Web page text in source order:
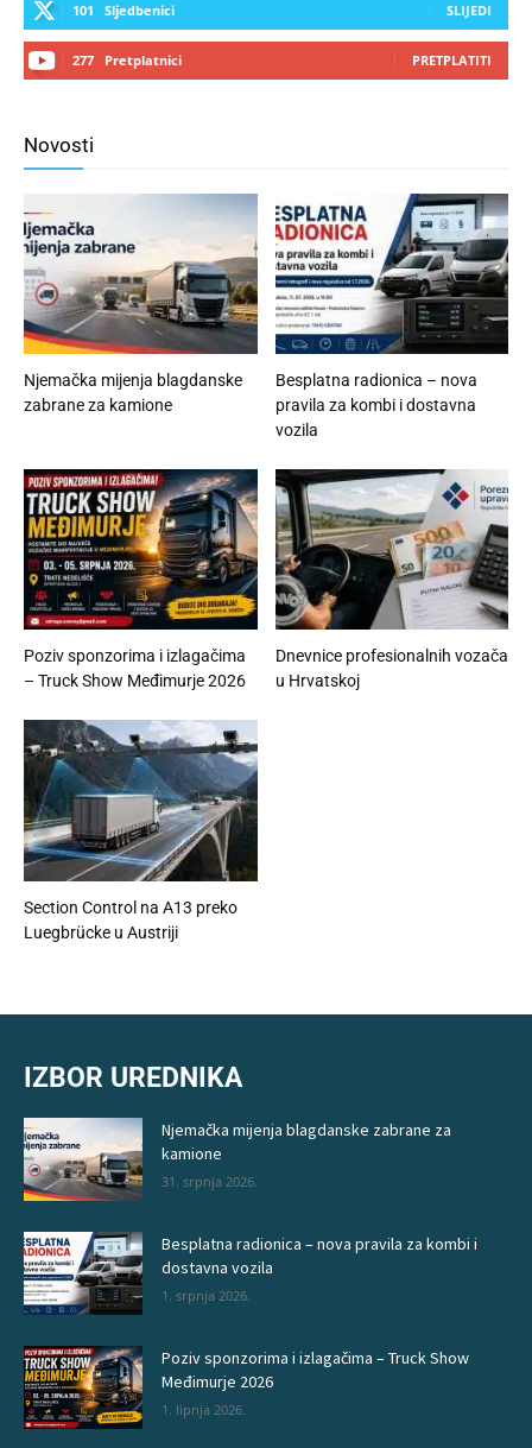
101 Sljedbenici SLIJEDI
277 Pretplatnici PRETPLATITI
Novosti
Njemačka mijenja blagdanske
zabrane za kamione
Besplatna radionica – nova
pravila za kombi i dostavna
vozila
Poziv sponzorima i izlagačima
– Truck Show Međimurje 2026
Dnevnice profesionalnih vozača
u Hrvatskoj
Section Control na A13 preko
Luegbrücke u Austriji
IZBOR UREDNIKA
Njemačka mijenja blagdanske zabrane za
kamione
31. srpnja 2026.
Besplatna radionica – nova pravila za kombi i
dostavna vozila
1. srpnja 2026.
Poziv sponzorima i izlagačima – Truck Show
Međimurje 2026
1. lipnja 2026.